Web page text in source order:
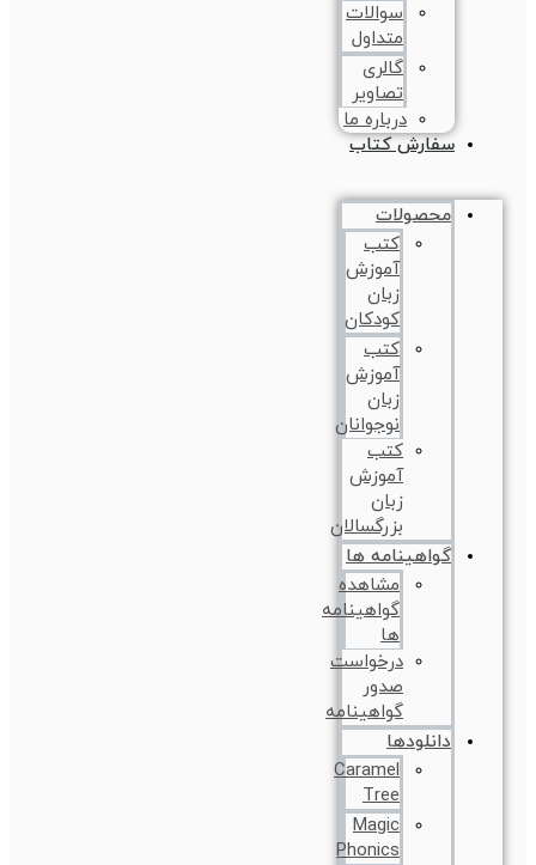
سوالات
متداول
گالری
تصاویر
درباره ما
سفارش کتاب
محصولات
کتب
آموزش
زبان
کودکان
کتب
آموزش
زبان
نوجوانان
کتب
آموزش
زبان
بزرگسالان
گواهینامه ها
مشاهده
گواهینامه
ها
درخواست
صدور
گواهینامه
دانلودها
Caramel
Tree
Magic
Phonics